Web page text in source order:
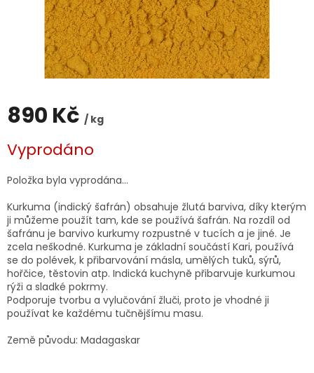
890 Kč / kg
cena:
Vyprodáno
Položka byla vyprodána…
Kurkuma (indický šafrán) obsahuje žlutá barviva, díky kterým
ji můžeme použít tam, kde se používá šafrán. Na rozdíl od
šafránu je barvivo kurkumy rozpustné v tucích a je jiné. Je
zcela neškodné. Kurkuma je základní součástí Kari, používá
se do polévek, k přibarvování másla, umělých tuků, sýrů,
hořčice, těstovin atp. Indická kuchyně přibarvuje kurkumou
rýži a sladké pokrmy.
Podporuje tvorbu a vylučování žluči, proto je vhodné ji
používat ke každému tučnějšímu masu.
Země původu: Madagaskar